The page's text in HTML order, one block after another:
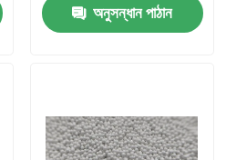
অনুসন্ধান পাঠান